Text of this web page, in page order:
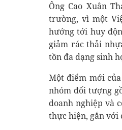
Ông Cao Xuân
trường, vì một
hướng tới huy
giảm rác thải
tồn đa dạng sinh
Một điểm mới
nhóm đối tượng
doanh nghiệp và
thực hiện, gắn với